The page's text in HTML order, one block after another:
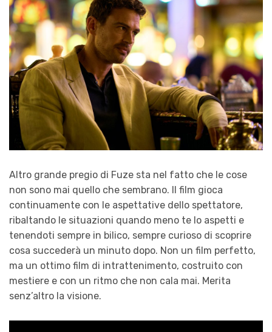
Altro grande pregio di Fuze sta nel fatto che le cose
non sono mai quello che sembrano. Il film gioca
continuamente con le aspettative dello spettatore,
ribaltando le situazioni quando meno te lo aspetti e
tenendoti sempre in bilico, sempre curioso di scoprire
cosa succederà un minuto dopo. Non un film perfetto,
ma un ottimo film di intrattenimento, costruito con
mestiere e con un ritmo che non cala mai. Merita
senz’altro la visione.